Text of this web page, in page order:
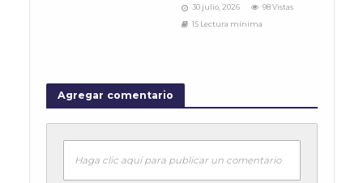
30 julio, 2026
98 Vistas
15 Lectura mínima
Agregar comentario
Haga clic aquí para publicar un comentario